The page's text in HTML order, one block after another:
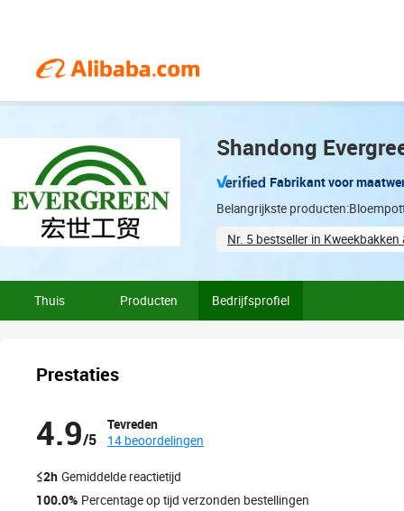
Shandong
Fabrikant voor
Belangrijkste
Nr. 5 bestseller in Kweekbakken
Thuis Producten Bedrijfsprofiel
Prestaties
4.9/5
Tevreden
14 beoordelingen
≤2h Gemiddelde reactietijd
100.0% Percentage op tijd verzonden bestellingen